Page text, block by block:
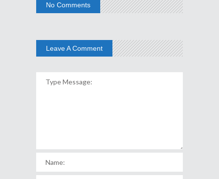
No Comments
Leave A Comment